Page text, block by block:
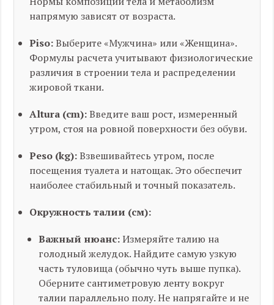
напрямую зависят от возраста.
Piso:Выберите «Мужчина» или «Женщина».
Формулы расчета учитывают физиологические
различия в строении тела и распределении
жировой ткани.
Altura (cm):Введите ваш рост, измеренный
утром, стоя на ровной поверхности без обуви.
Peso (kg):Взвешивайтесь утром, после
посещения туалета и натощак. Это обеспечит
наиболее стабильный и точный показатель.
Окружность талии (см):
Важный нюанс:Измеряйте талию на
голодный желудок. Найдите самую узкую
часть туловища (обычно чуть выше пупка).
Оберните сантиметровую ленту вокруг
талии параллельно полу. Не напрягайте и не